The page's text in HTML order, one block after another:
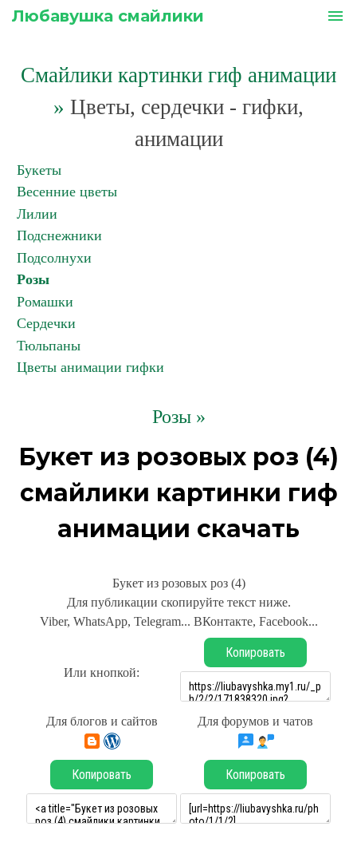
Любавушка смайлики menu
Смайлики картинки гиф анимации
» Цветы, сердечки - гифки,
анимации
Букеты
Весенние цветы
Лилии
Подснежники
Подсолнухи
Розы
Ромашки
Сердечки
Тюльпаны
Цветы анимации гифки
Розы »
Букет из розовых роз (4)
смайлики картинки гиф
анимации скачать
Букет из розовых роз (4)
Для публикации скопируйте текст ниже.
Viber, WhatsApp, Telegram... ВКонтакте, Facebook...
Или кнопкой:
Копировать
Для блогов и сайтов Для форумов и чатов
Копировать Копировать